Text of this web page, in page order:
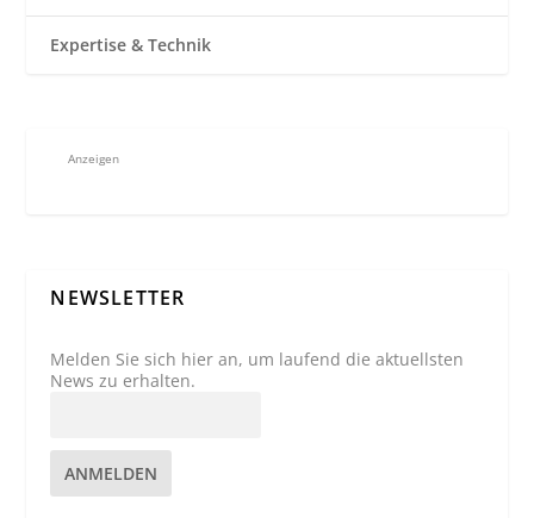
Expertise & Technik
Anzeigen
NEWSLETTER
Melden Sie sich hier an, um laufend die aktuellsten
News zu erhalten.
ANMELDEN